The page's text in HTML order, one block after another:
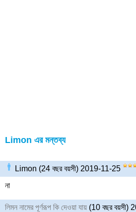
Limon এর মন্তব্য
Limon (24 বছর বয়সী) 2019-11-25
না
লিমন নামের পূর্ণরূপ কি দেওয়া যায় (10 বছর বয়সী)